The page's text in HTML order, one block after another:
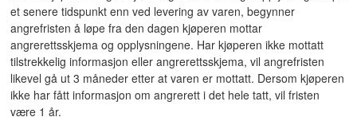
et senere tidspunkt enn ved levering av varen, begynner
angrefristen å løpe fra den dagen kjøperen mottar
angrerettsskjema og opplysningene. Har kjøperen ikke mottatt
tilstrekkelig informasjon eller angrerettsskjema, vil angrefristen
likevel gå ut 3 måneder etter at varen er mottatt. Dersom kjøperen
ikke har fått informasjon om angrerett i det hele tatt, vil fristen
være 1 år.